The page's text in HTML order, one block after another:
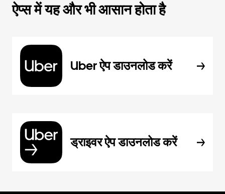
ऐप्स में यह और भी आसान होता है
Uber ऐप डाउनलोड करें
ड्राइवर ऐप डाउनलोड करें